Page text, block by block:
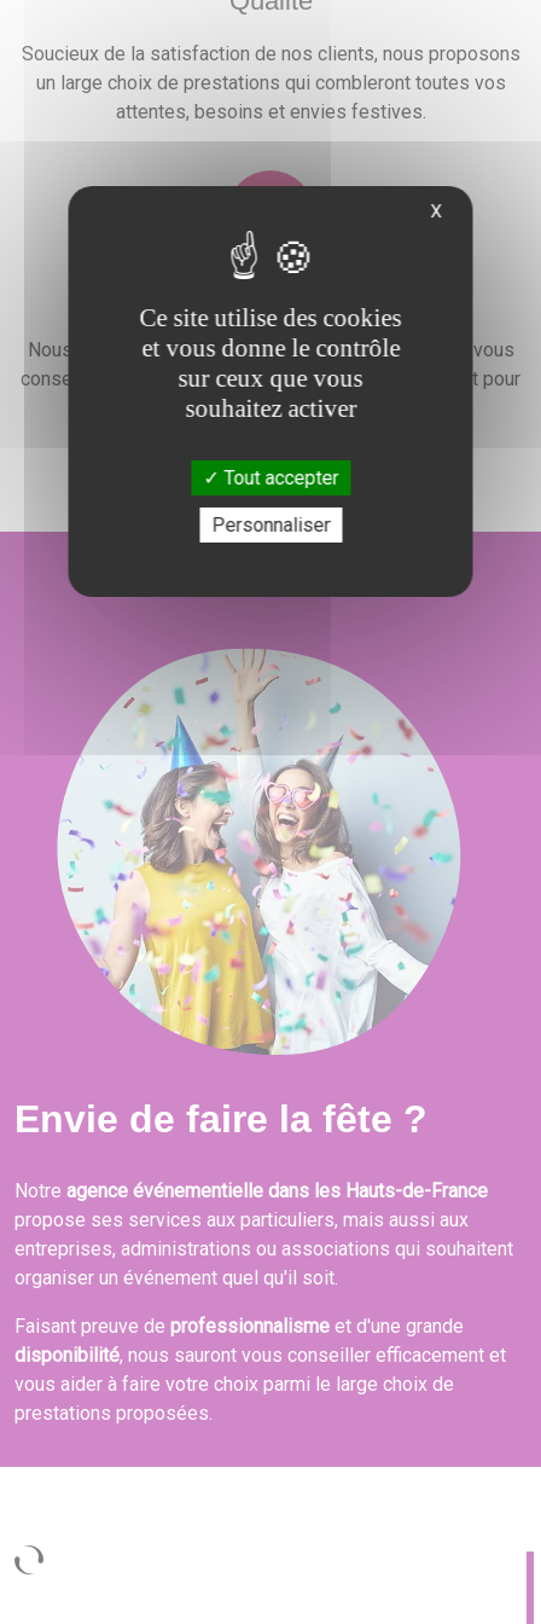
Soucieux de la satisfaction de nos clients, nous proposons
un large choix de prestations qui combleront toutes vos
attentes, besoins et envies festives.
Nous faisons preuve d'une grande disponibilité pour vous
conseiller, vous renseigner et élaborer un devis gratuit pour
l'organisation de votre événement.
Envie de faire la fête ?
Notre agence événementielle dans les Hauts-de-France
propose ses services aux particuliers, mais aussi aux
entreprises, administrations ou associations qui souhaitent
organiser un événement quel qu'il soit.
Faisant preuve de professionnalisme et d'une grande
disponibilité, nous sauront vous conseiller efficacement et
vous aider à faire votre choix parmi le large choix de
prestations proposées.
X
Ce site utilise des cookies
et vous donne le contrôle
sur ceux que vous
souhaitez activer
Tout accepter
Personnaliser